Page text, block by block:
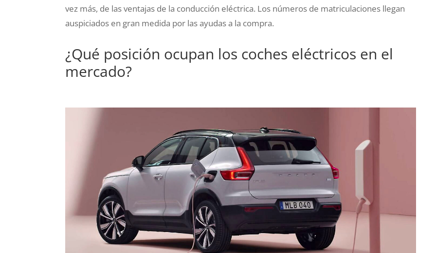
vez más, de las ventajas de la conducción eléctrica. Los números de matriculaciones llegan
auspiciados en gran medida por las ayudas a la compra.
¿Qué posición ocupan los coches eléctricos en el
mercado?